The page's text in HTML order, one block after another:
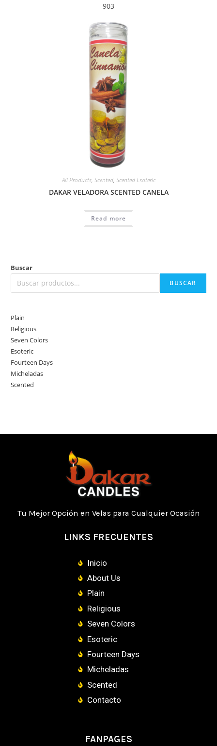
903
All Products, Scented, Scented Esoteric
DAKAR VELADORA SCENTED CANELA
Read more
Buscar
BUSCAR
Plain
Religious
Seven Colors
Esoteric
Fourteen Days
Micheladas
Scented
Tu Mejor Opción en Velas para Cualquier Ocasión
LINKS FRECUENTES
Inicio
About Us
Plain
Religious
Seven Colors
Esoteric
Fourteen Days
Micheladas
Scented
Contacto
FANPAGES